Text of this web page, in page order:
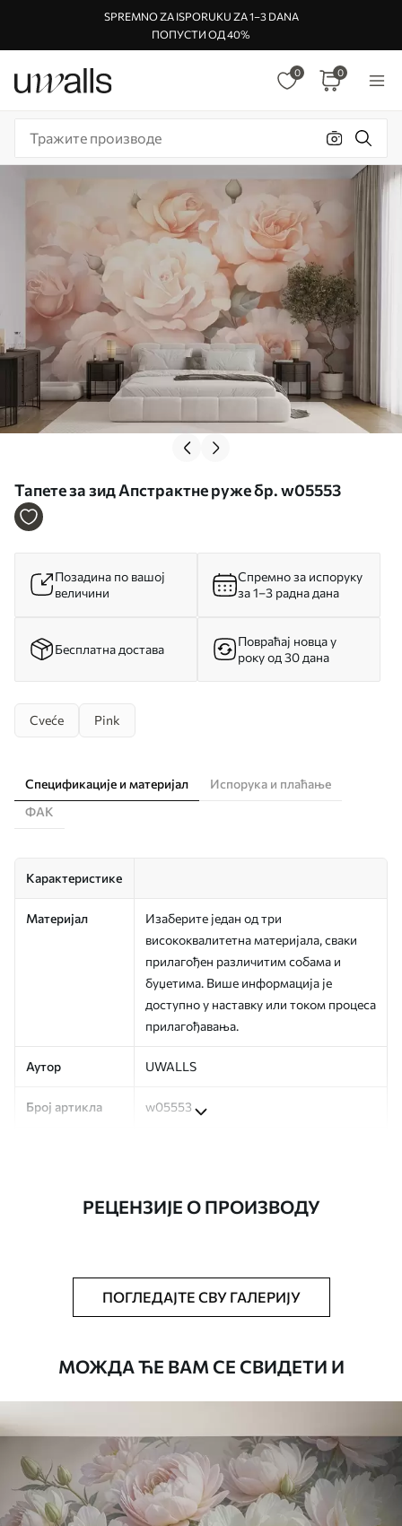
SPREMNO ZA ISPORUKU ZA 1–3 DANA
ПОПУСТИ ОД 40%
0 0
Тапете за зид Апстрактне руже бр. w05553
Позадина по вашој
величини
Спремно за испоруку
за 1–3 радна дана
Бесплатна достава
Повраћај новца у
року од 30 дана
Cveće Pink
Спецификације и материјал
Испорука и плаћање
ФАК
Карактеристике
Материјал
Изаберите један од три
висококвалитетна материјала, сваки
прилагођен различитим собама и
буџетима. Више информација је
доступно у наставку или током процеса
прилагођавања.
Аутор UWALLS
Број артикла w05553
Тапета се може нежно очистити меким
сунђером. Позадине са завршном
водом.
Доступни материјали
Стандард
РЕЦЕНЗИЈЕ О ПРОИЗВОДУ
ПОГЛЕДАЈТЕ СВУ ГАЛЕРИЈУ
МОЖДА ЋЕ ВАМ СЕ СВИДЕТИ И